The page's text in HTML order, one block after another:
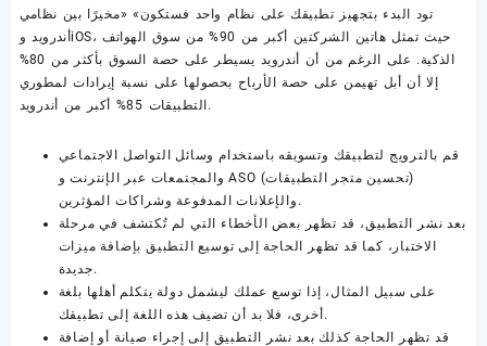
تود البدء بتجهيز تطبيقك على نظام واحد فستكون» «مخيرًا بين نظامي
أندرويد وiOS، حيث تمثل هاتين الشركتين أكبر من 90% من سوق الهواتف
الذكية. على الرغم من أن أندرويد يسيطر على حصة السوق بأكثر من 80%
إلا أن أبل تهيمن على حصة الأرباح بحصولها على نسبة إيرادات لمطوري
التطبيقات 85% أكبر من أندرويد.
قم بالترويج لتطبيقك وتسويقه باستخدام وسائل التواصل الاجتماعي
والمجتمعات عبر الإنترنت و ASO (تحسين متجر التطبيقات)
والإعلانات المدفوعة وشراكات المؤثرين.
بعد نشر التطبيق، قد تظهر بعض الأخطاء التي لم تُكتشف في مرحلة
الاختبار، كما قد تظهر الحاجة إلى توسيع التطبيق بإضافة ميزات
جديدة.
على سبيل المثال، إذا توسع عملك ليشمل دولة يتكلم أهلها بلغة
أخرى، فلا بد أن تضيف هذه اللغة إلى تطبيقك.
قد تظهر الحاجة كذلك بعد نشر التطبيق إلى إجراء صيانة أو إضافة